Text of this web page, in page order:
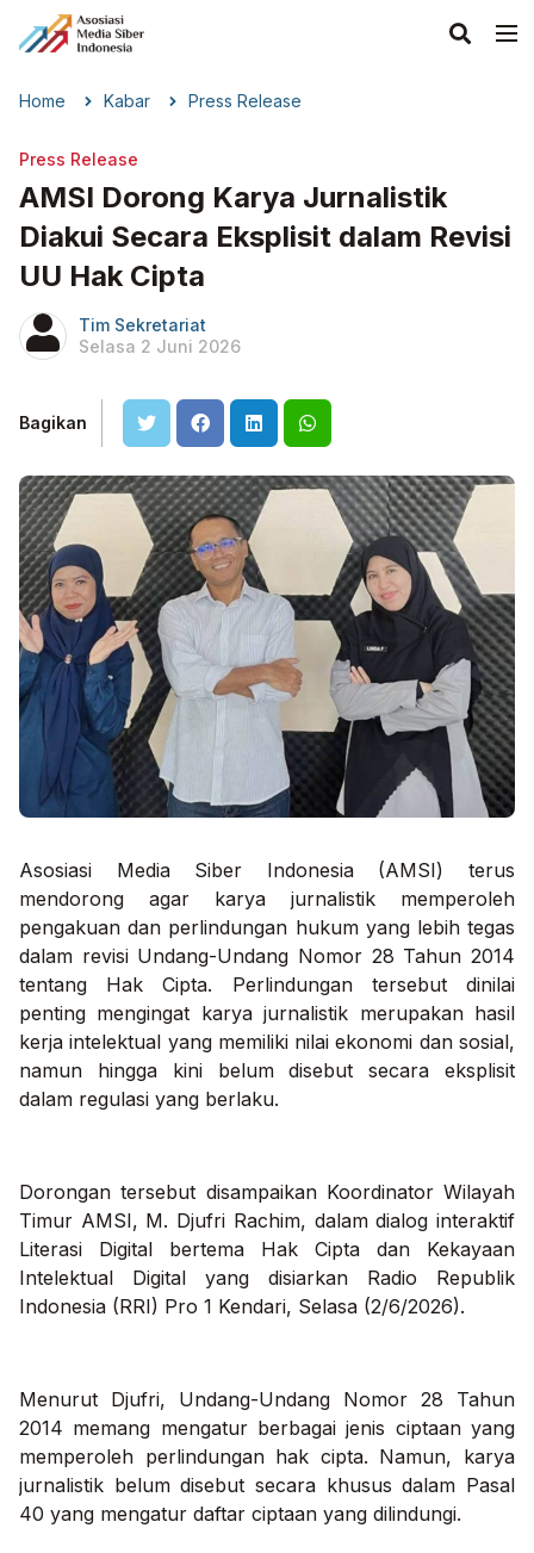
Home Kabar Press Release
Press Release
AMSI Dorong Karya Jurnalistik
Diakui Secara Eksplisit dalam Revisi
UU Hak Cipta
Tim Sekretariat
Selasa 2 Juni 2026
Bagikan
Asosiasi Media Siber Indonesia (AMSI) terus
mendorong agar karya jurnalistik memperoleh
pengakuan dan perlindungan hukum yang lebih tegas
dalam revisi Undang-Undang Nomor 28 Tahun 2014
tentang Hak Cipta. Perlindungan tersebut dinilai
penting mengingat karya jurnalistik merupakan hasil
kerja intelektual yang memiliki nilai ekonomi dan sosial,
namun hingga kini belum disebut secara eksplisit
dalam regulasi yang berlaku.
Dorongan tersebut disampaikan Koordinator Wilayah
Timur AMSI, M. Djufri Rachim, dalam dialog interaktif
Literasi Digital bertema Hak Cipta dan Kekayaan
Intelektual Digital yang disiarkan Radio Republik
Indonesia (RRI) Pro 1 Kendari, Selasa (2/6/2026).
Menurut Djufri, Undang-Undang Nomor 28 Tahun
2014 memang mengatur berbagai jenis ciptaan yang
memperoleh perlindungan hak cipta. Namun, karya
jurnalistik belum disebut secara khusus dalam Pasal
40 yang mengatur daftar ciptaan yang dilindungi.